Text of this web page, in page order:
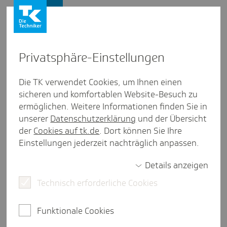
Monaco
Monaco ist ein Stadtstaat in Südeuropa am
der zweitkleinste Staat der Welt und hat eine
konstitutionelle Monarchie als Staatsform.
weniger als eine Minute Lesezeit
Firmenkunden Länderübersicht
Einreise und Visum
Privat­sphäre-Einstel­lungen
Die TK verwendet Cookies, um Ihnen einen
sicheren und komfortablen Website-Besuch zu
ermöglichen. Weitere Informationen finden Sie in
unserer Datenschutzerklärung und der Übersicht
der Cookies auf tk.de. Dort können Sie Ihre
Einstellungen jederzeit nachträglich anpassen.
Details anzeigen
Technisch erforderliche Cookies
Funktionale Cookies